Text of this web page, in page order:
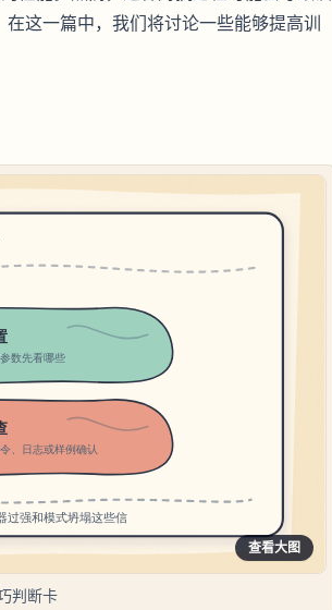
这一篇中，我们将讨论一些能够提高训
查看大图
判断卡